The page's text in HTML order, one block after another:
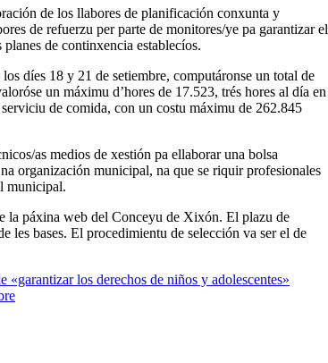
de los llabores de planificación conxunta y
de refuerzu per parte de monitores/ye pa garantizar el
de continxencia establecíos.
díes 18 y 21 de setiembre, computáronse un total de
un máximu d’hores de 17.523, trés hores al día en
de comida, con un costu máximu de 262.845
as medios de xestión pa ellaborar una bolsa
organización municipal, na que se riquir profesionales
municipal.
la páxina web del Conceyu de Xixón. El plazu de
les bases. El procedimientu de selección va ser el de
los derechos de niños y adolescentes»